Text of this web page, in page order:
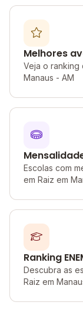
Melhores
Veja o ranking
Manaus - AM
Escolas com
em Raiz em
Ranking
Descubra as
Raiz em